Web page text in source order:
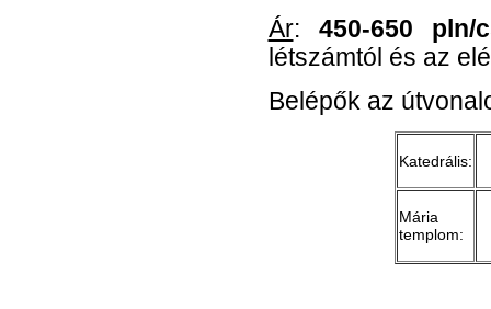
Ár: 450-650 pln/
létszámtól és az
Belépők az
Katedrális:
Mária
templom: